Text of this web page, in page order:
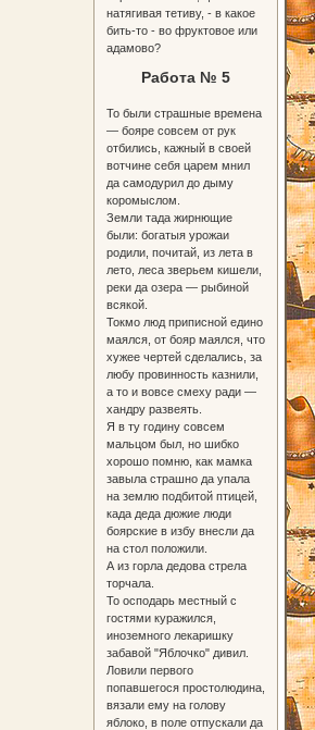
натягивая тетиву, - в какое
бить-то - во фруктовое или
адамово?
Работа № 5
То были страшные времена
— бояре совсем от рук
отбились, кажный в своей
вотчине себя царем мнил
да самодурил до дыму
коромыслом.
Земли тада жирнющие
были: богатыя урожаи
родили, почитай, из лета в
лето, леса зверьем кишели,
реки да озера — рыбиной
всякой.
Токмо люд приписной едино
маялся, от бояр маялся, что
хужее чертей сделались, за
любу провинность казнили,
а то и вовсе смеху ради —
хандру развеять.
Я в ту годину совсем
мальцом был, но шибко
хорошо помню, как мамка
завыла страшно да упала
на землю подбитой птицей,
када деда дюжие люди
боярские в избу внесли да
на стол положили.
А из горла дедова стрела
торчала.
То осподарь местный с
гостями куражился,
иноземного лекаришку
забавой "Яблочко" дивил.
Ловили первого
попавшегося простолюдина,
вязали ему на голову
яблоко, в поле отпускали да